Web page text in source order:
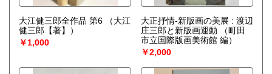
大江健三郎全作品 第6
（大江
健三郎【著】）
￥1,000
大正抒情-新版画の美展 : 渡辺
庄三郎と新版画運動
（町田
市立国際版画美術館 編）
￥2,000